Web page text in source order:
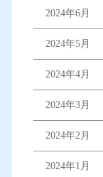
2024年6月
2024年5月
2024年4月
2024年3月
2024年2月
2024年1月